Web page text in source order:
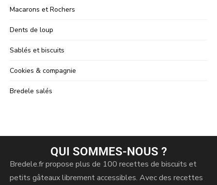
Macarons et Rochers
Dents de loup
Sablés et biscuits
Cookies & compagnie
Bredele salés
QUI SOMMES-NOUS ?
Bredele.fr propose plus de 100 recettes de biscuits et
petits gâteaux librement accessibles. Avec des recettes